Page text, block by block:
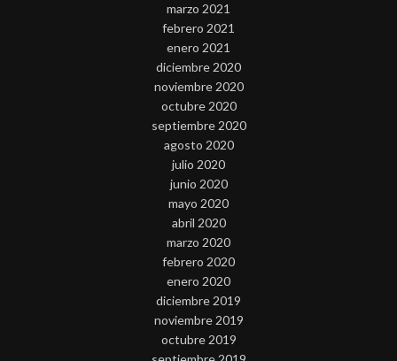
marzo 2021
febrero 2021
enero 2021
diciembre 2020
noviembre 2020
octubre 2020
septiembre 2020
agosto 2020
julio 2020
junio 2020
mayo 2020
abril 2020
marzo 2020
febrero 2020
enero 2020
diciembre 2019
noviembre 2019
octubre 2019